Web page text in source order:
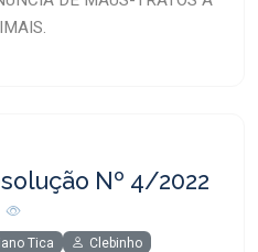
Nº 4/2022
Tica
Clebinho